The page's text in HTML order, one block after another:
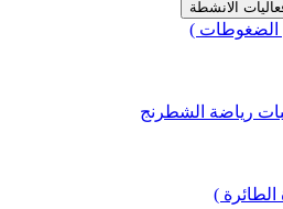
الانشطة
الضغوطات )
رياضة الشطرنج
)